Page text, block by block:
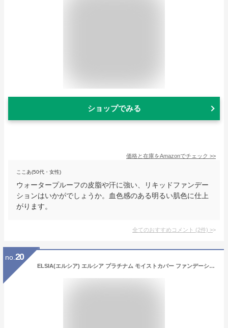
ショップでみる
価格と在庫をAmazonでチェック >>
ここあ(50代・女性)
ウォータープルーフの皮脂や汗に強い、リキッドファンデー
ションはいかがでしょうか。血色感のある明るい肌色に仕上
がります。
全てのおすすめコメント (2件) >
no. 20
ELSIA(エルシア) エルシア プラチナム モイストカバー ファンデーション レフィル 205 ピンクオークル やや明るい赤みよりの肌色 詰替え用 10g